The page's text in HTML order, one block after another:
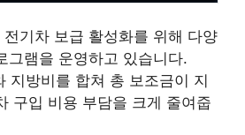
기차 보급 활성화를 위해 다양
그램을 운영하고 있습니다.
지방비를 합쳐 총 보조금이 지
구입 비용 부담을 크게 줄여줍